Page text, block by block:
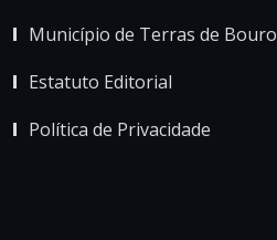
Município de Terras de Bouro
Estatuto Editorial
Política de Privacidade